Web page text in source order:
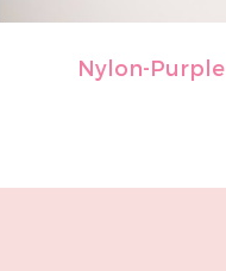
Nylon-Purple